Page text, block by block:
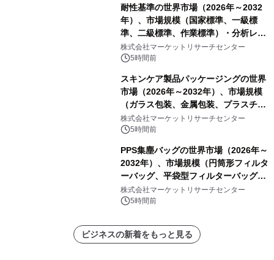
耐性基準の世界市場（2026年～2032
年）、市場規模（国家標準、一級標
準、二級標準、作業標準）・分析レポ
ートを発表
株式会社マーケットリサーチセンター
5時間前
スキンケア製品パッケージングの世界
市場（2026年～2032年）、市場規模
（ガラス包装、金属包装、プラスチッ
ク包装、その他）・分析レポートを発
表
株式会社マーケットリサーチセンター
5時間前
PPS集塵バッグの世界市場（2026年～
2032年）、市場規模（円筒形フィルタ
ーバッグ、平袋型フィルターバッグ、
プリーツフィルターバッグ、その
他）・分析レポートを発表
株式会社マーケットリサーチセンター
5時間前
ビジネスの新着をもっと見る